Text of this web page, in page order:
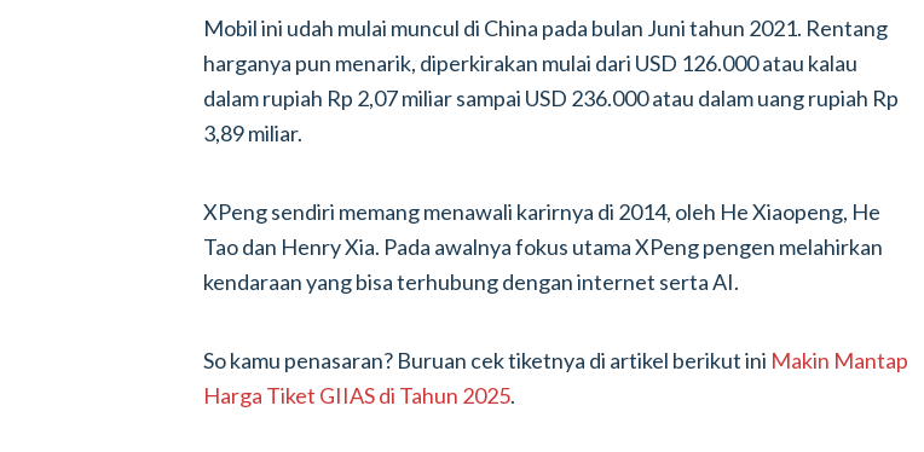
Mobil ini udah mulai muncul di China pada bulan Juni tahun 2021. Rentang
harganya pun menarik, diperkirakan mulai dari USD 126.000 atau kalau
dalam rupiah Rp 2,07 miliar sampai USD 236.000 atau dalam uang rupiah Rp
3,89 miliar.
XPeng sendiri memang menawali karirnya di 2014, oleh He Xiaopeng, He
Tao dan Henry Xia. Pada awalnya fokus utama XPeng pengen melahirkan
kendaraan yang bisa terhubung dengan internet serta AI.
So kamu penasaran? Buruan cek tiketnya di artikel berikut ini Makin Mantap
Harga Tiket GIIAS di Tahun 2025.